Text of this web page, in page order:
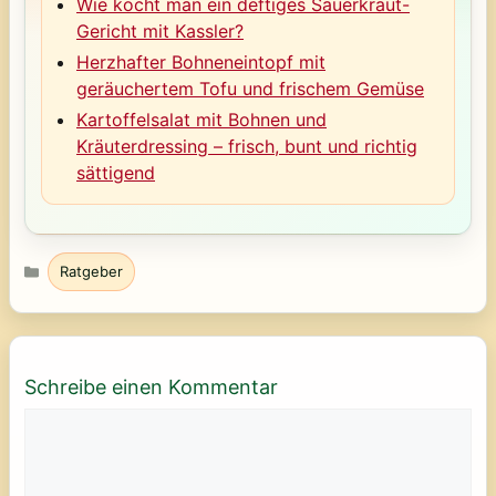
Wie kocht man ein deftiges Sauerkraut-
Gericht mit Kassler?
Herzhafter Bohneneintopf mit
geräuchertem Tofu und frischem Gemüse
Kartoffelsalat mit Bohnen und
Kräuterdressing – frisch, bunt und richtig
sättigend
Kategorien
Ratgeber
Schreibe einen Kommentar